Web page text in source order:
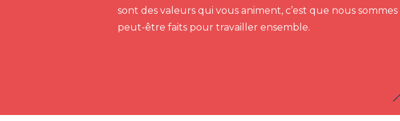
sont des valeurs qui vous animent, c’est que nous sommes
peut-être faits pour travailler ensemble.